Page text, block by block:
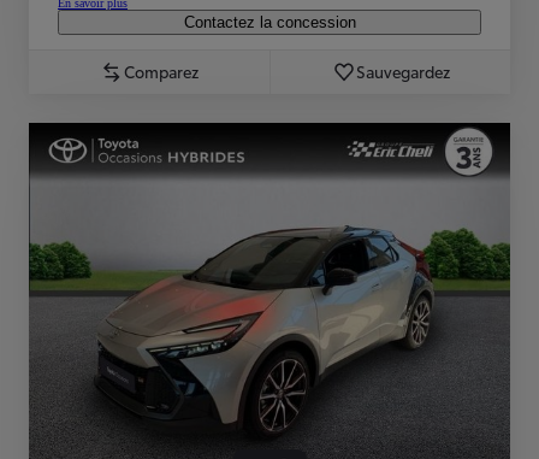
En savoir plus
Contactez la concession
Comparez Sauvegardez